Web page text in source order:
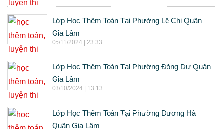
Lớp Học Thêm Toán Tại Phường Lệ Chi Quận
Gia Lâm
05/11/2024 | 23:33
Lớp Học Thêm Toán Tại Phường Đông Dư Quận
Gia Lâm
03/10/2024 | 13:13
Lớp Học Thêm Toán Tại Phường Dương Hà
Quận Gia Lâm